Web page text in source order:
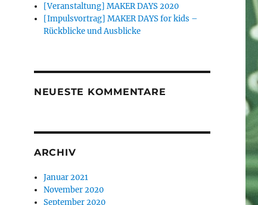
[Veranstaltung] MAKER DAYS 2020
[Impulsvortrag] MAKER DAYS for kids –
Rückblicke und Ausblicke
NEUESTE KOMMENTARE
ARCHIV
Januar 2021
November 2020
September 2020